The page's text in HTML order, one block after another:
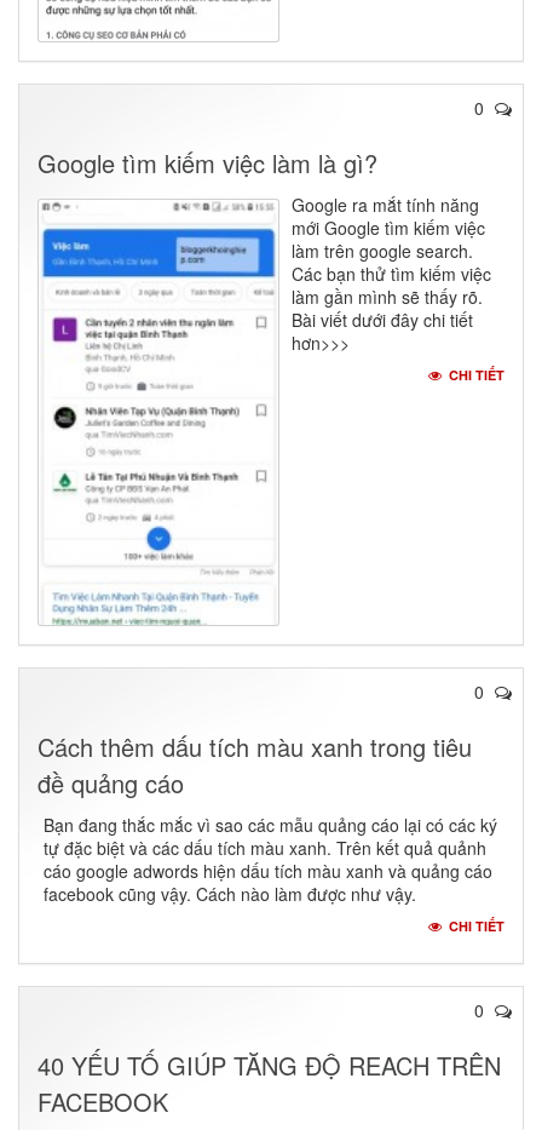
0
Google tìm kiếm việc làm là gì?
Google ra mắt tính năng
mới Google tìm kiếm việc
làm trên google search.
Các bạn thử tìm kiếm việc
làm gần mình sẽ thấy rõ.
Bài viết dưới đây chi tiết
hơn>>>
CHI TIẾT
0
Cách thêm dấu tích màu xanh trong tiêu
đề quảng cáo
Bạn đang thắc mắc vì sao các mẫu quảng cáo lại có các ký
tự đặc biệt và các dấu tích màu xanh. Trên kết quả quảnh
cáo google adwords hiện dấu tích màu xanh và quảng cáo
facebook cũng vậy. Cách nào làm được như vậy.
CHI TIẾT
0
40 YẾU TỐ GIÚP TĂNG ĐỘ REACH TRÊN
FACEBOOK